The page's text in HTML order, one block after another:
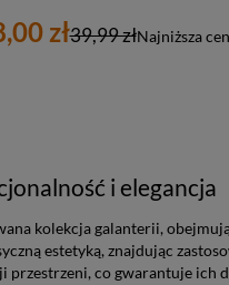
zł Najniższa
39,99 zł
i elegancja
kolekcja galanterii,
estetyką, znajdując
co gwarantuje ich